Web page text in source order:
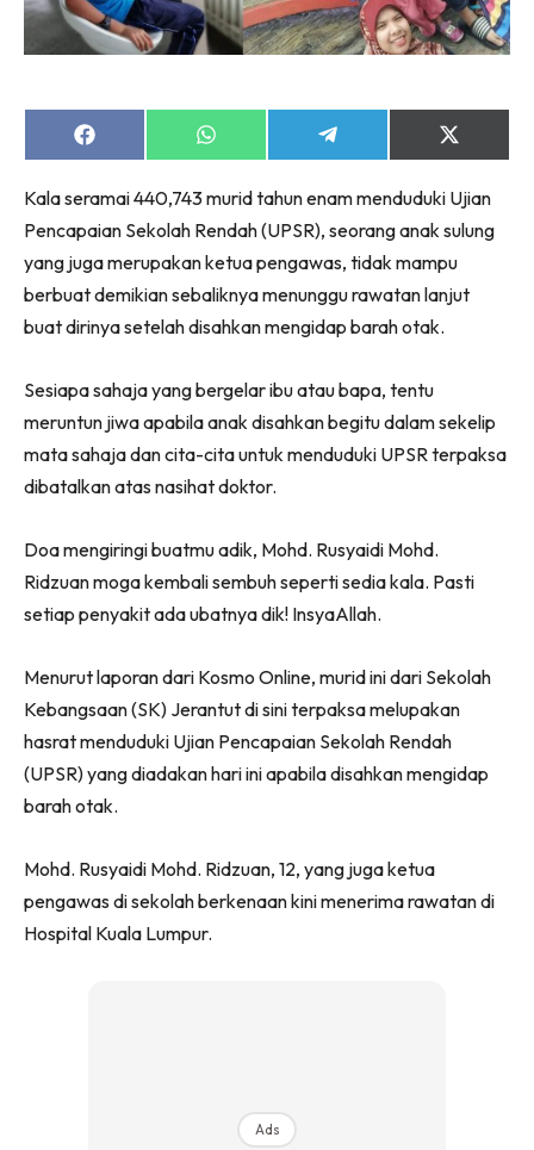
Share
on
Share
on
Share
on
Share
on
(Twitter)
Kala seramai 440,743 murid tahun enam menduduki Ujian
Pencapaian Sekolah Rendah (UPSR), seorang anak sulung
yang juga merupakan ketua pengawas, tidak mampu
berbuat demikian sebaliknya menunggu rawatan lanjut
buat dirinya setelah disahkan mengidap barah otak.
Sesiapa sahaja yang bergelar ibu atau bapa, tentu
meruntun jiwa apabila anak disahkan begitu dalam sekelip
mata sahaja dan cita-cita untuk menduduki UPSR terpaksa
dibatalkan atas nasihat doktor.
Doa mengiringi buatmu adik, Mohd. Rusyaidi Mohd.
Ridzuan moga kembali sembuh seperti sedia kala. Pasti
setiap penyakit ada ubatnya dik! InsyaAllah.
Menurut laporan dari Kosmo Online, murid ini dari Sekolah
Kebangsaan (SK) Jerantut di sini terpaksa melupakan
hasrat menduduki Ujian Pencapaian Sekolah Rendah
(UPSR) yang diadakan hari ini apabila disahkan mengidap
barah otak.
Mohd. Rusyaidi Mohd. Ridzuan, 12, yang juga ketua
pengawas di sekolah berkenaan kini menerima rawatan di
Hospital Kuala Lumpur.
Ads